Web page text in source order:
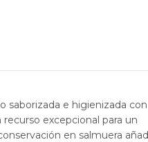
saborizada e higienizada con
recurso excepcional para un
en salmuera